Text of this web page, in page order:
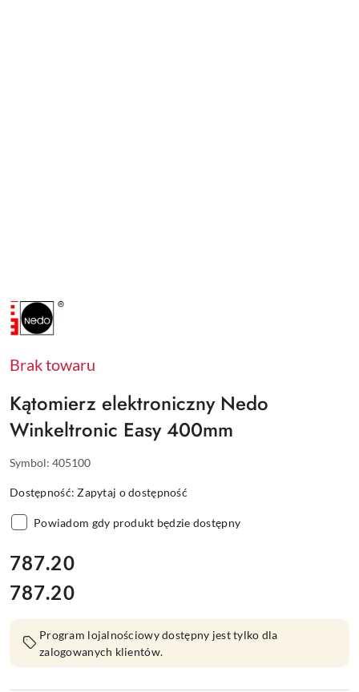
NAZWA
PRODUCENTA:
NEDO
Brak towaru
Kątomierz elektroniczny Nedo
Winkeltronic Easy 400mm
Symbol: 405100
Dostępność:Zapytaj o dostępność
Powiadom gdy produkt będzie dostępny
cena:
787.20
Cena:
787.20
Program lojalnościowy dostępny jest tylko dla
zalogowanych klientów.